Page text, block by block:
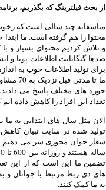
از بحث فیلترینگ که بگذریم،
متاسفانه چند سالی است که
محتوا را هم گرفته است. ما
و تلاش کردیم محتوای بسیار و
صدها گیگابایت اطلاعات پویا و
ما تا
حوزه های مختلف پاسخ می دادند.
تعداد این افراد را کاهش داده
الان مثل سال های ابتدایی به
تولید شده در سایت تبیان
های ذی ربط مرتبط با جوانان
به ما کمک کنند.